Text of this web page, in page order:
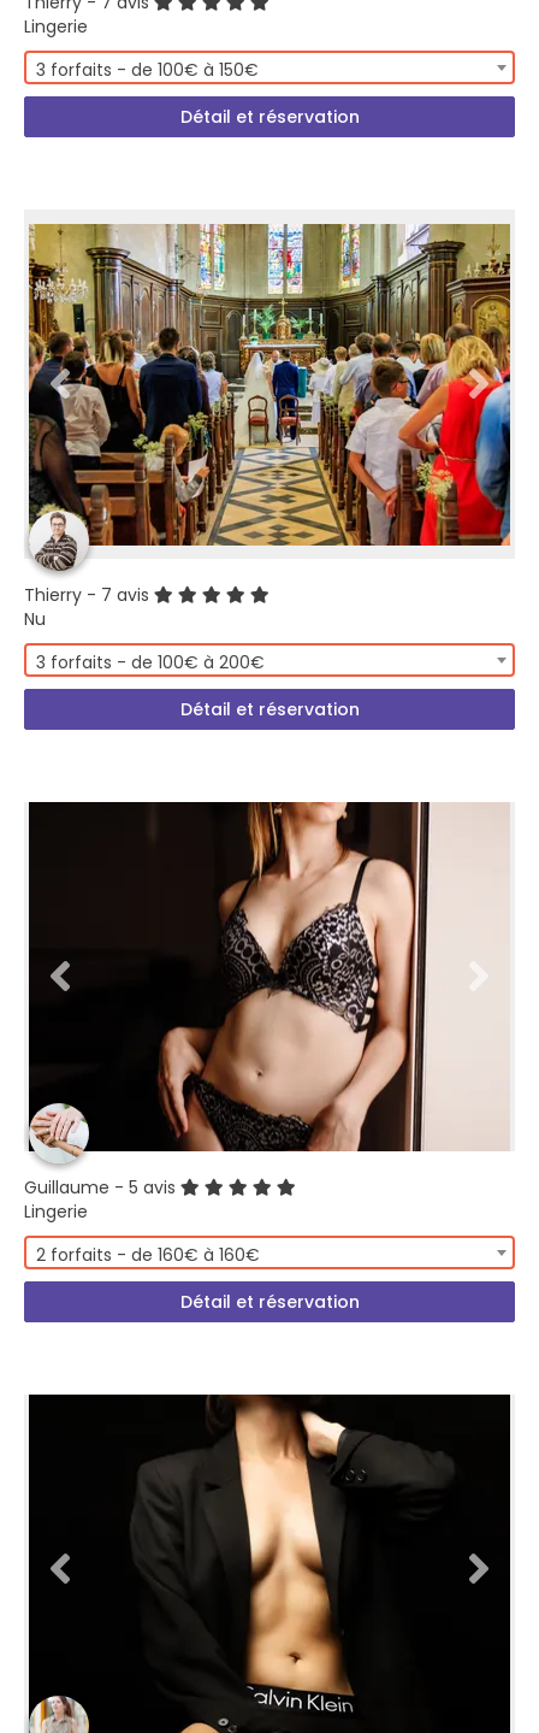
Lingerie
3 forfaits - de 100€ à 150€
Détail et réservation
Thierry - 7 avis
Nu
3 forfaits - de 100€ à 200€
Détail et réservation
Guillaume - 5 avis
Lingerie
2 forfaits - de 160€ à 160€
Détail et réservation